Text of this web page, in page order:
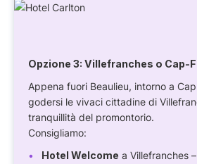
Opzione 3: Villefranches o Cap-
Appena fuori Beaulieu, intorno a
godersi le vivaci cittadine di
tranquillità del promontorio.
Consigliamo:
Hotel Welcome a Villefranches –